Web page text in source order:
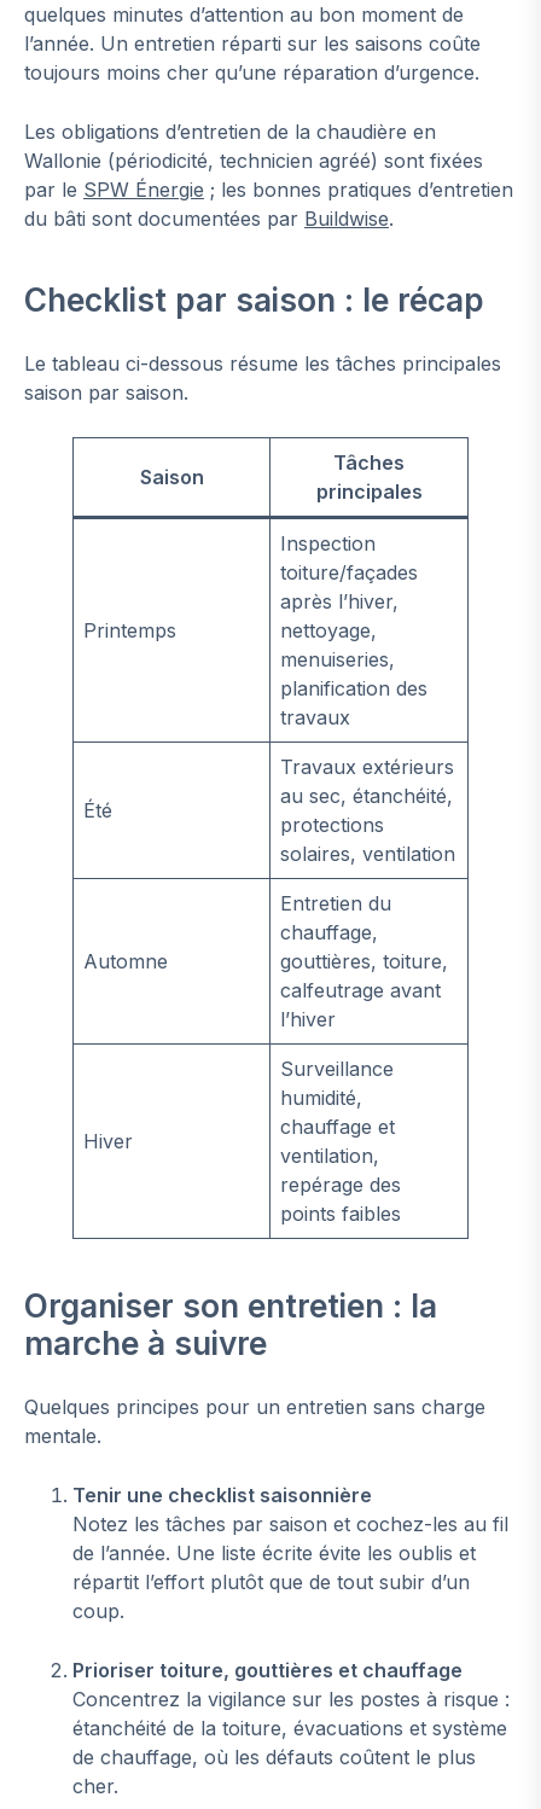
quelques minutes d’attention au bon moment de
l’année. Un entretien réparti sur les saisons coûte
toujours moins cher qu’une réparation d’urgence.
Les obligations d’entretien de la chaudière en
Wallonie (périodicité, technicien agréé) sont fixées
par le SPW Énergie ; les bonnes pratiques d’entretien
du bâti sont documentées par Buildwise.
Checklist par saison : le récap
Le tableau ci-dessous résume les tâches principales
saison par saison.
Saison
Tâches
principales
Printemps
Inspection
toiture/façades
après l’hiver,
nettoyage,
menuiseries,
planification des
travaux
Été
Travaux extérieurs
au sec, étanchéité,
protections
solaires, ventilation
Automne
Entretien du
chauffage,
gouttières, toiture,
calfeutrage avant
l’hiver
Hiver
Surveillance
humidité,
chauffage et
ventilation,
repérage des
points faibles
Organiser son entretien : la
marche à suivre
Quelques principes pour un entretien sans charge
mentale.
Tenir une checklist saisonnière
Notez les tâches par saison et cochez-les au fil
de l’année. Une liste écrite évite les oublis et
répartit l’effort plutôt que de tout subir d’un
coup.
Prioriser toiture, gouttières et chauffage
Concentrez la vigilance sur les postes à risque :
étanchéité de la toiture, évacuations et système
de chauffage, où les défauts coûtent le plus
cher.